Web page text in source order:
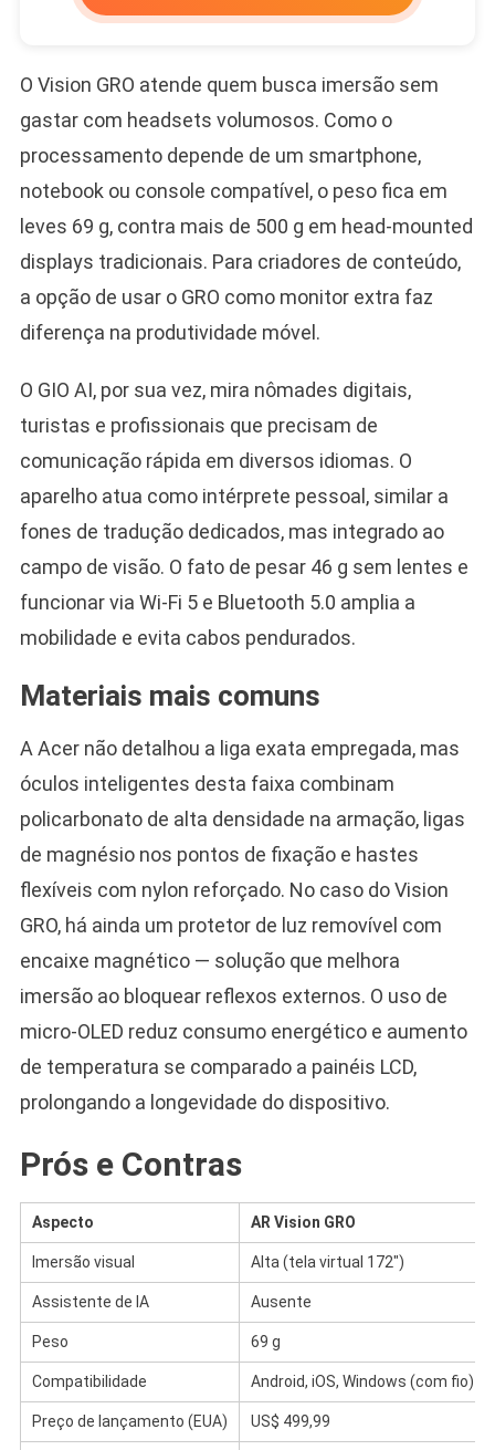
O Vision GRO atende quem busca imersão sem
gastar com headsets volumosos. Como o
processamento depende de um smartphone,
notebook ou console compatível, o peso fica em
leves 69 g, contra mais de 500 g em head-mounted
displays tradicionais. Para criadores de conteúdo,
a opção de usar o GRO como monitor extra faz
diferença na produtividade móvel.
O GIO AI, por sua vez, mira nômades digitais,
turistas e profissionais que precisam de
comunicação rápida em diversos idiomas. O
aparelho atua como intérprete pessoal, similar a
fones de tradução dedicados, mas integrado ao
campo de visão. O fato de pesar 46 g sem lentes e
funcionar via Wi-Fi 5 e Bluetooth 5.0 amplia a
mobilidade e evita cabos pendurados.
Materiais mais comuns
A Acer não detalhou a liga exata empregada, mas
óculos inteligentes desta faixa combinam
policarbonato de alta densidade na armação, ligas
de magnésio nos pontos de fixação e hastes
flexíveis com nylon reforçado. No caso do Vision
GRO, há ainda um protetor de luz removível com
encaixe magnético — solução que melhora
imersão ao bloquear reflexos externos. O uso de
micro-OLED reduz consumo energético e aumento
de temperatura se comparado a painéis LCD,
prolongando a longevidade do dispositivo.
Prós e Contras
Aspecto AR Vision GRO
Imersão visual Alta (tela virtual 172″)
Assistente de IA Ausente
Peso 69 g
Compatibilidade Android, iOS, Windows (com fio)
Preço de lançamento (EUA) US$ 499,99